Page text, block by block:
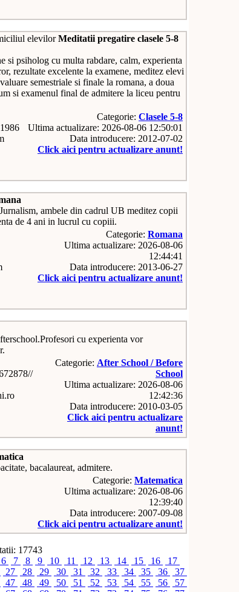
Meditatii pregatire clasele 5-8
si psiholog cu multa rabdare, calm, experienta
rezultate excelente la examene, meditez elevi
semestriale si finale la romana, a doua
si examenul final de admitere la liceu pentru
Categorie: Clasele 5-8
Ultima actualizare: 2026-08-06 12:50:01
Data introducere: 2012-07-02
Click aici pentru actualizare anunt!
ambele din cadrul UB meditez copii
de 4 ani in lucrul cu copiii.
Categorie: Romana
Ultima actualizare: 2026-08-06
12:44:41
Data introducere: 2013-06-27
Click aici pentru actualizare anunt!
cu experienta vor
Categorie: After School / Before
School
Ultima actualizare: 2026-08-06
12:42:36
Data introducere: 2010-03-05
Click aici pentru actualizare
anunt!
bacalaureat, admitere.
Categorie: Matematica
Ultima actualizare: 2026-08-06
12:39:40
Data introducere: 2007-09-08
Click aici pentru actualizare anunt!
17743
6 7 8 9 10 11 12 13 14 15 16
17
27 28 29 30 31 32 33 34 35 36
37
47 48 49 50 51 52 53 54 55 56
57